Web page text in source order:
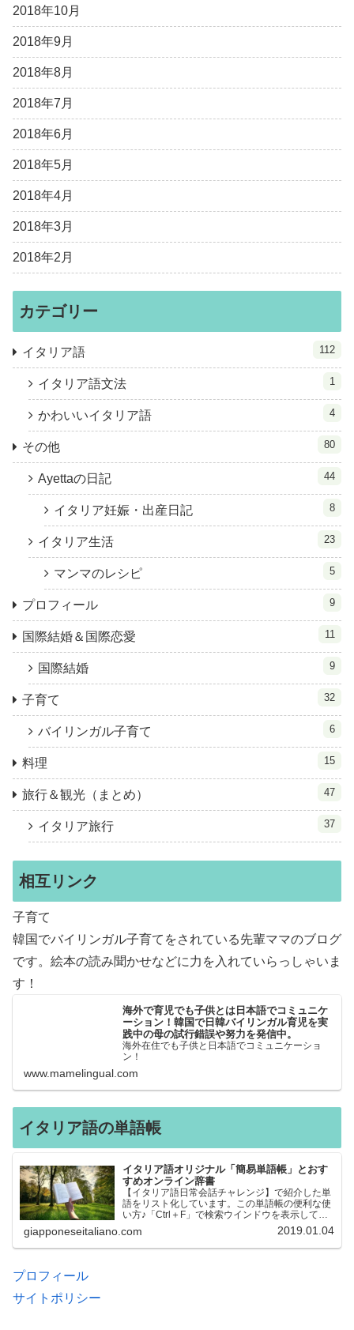
2018年10月
2018年9月
2018年8月
2018年7月
2018年6月
2018年5月
2018年4月
2018年3月
2018年2月
カテゴリー
イタリア語 112
イタリア語文法 1
かわいいイタリア語 4
その他 80
Ayettaの日記 44
イタリア妊娠・出産日記 8
イタリア生活 23
マンマのレシピ 5
プロフィール 9
国際結婚＆国際恋愛 11
国際結婚 9
子育て 32
バイリンガル子育て 6
料理 15
旅行＆観光（まとめ） 47
イタリア旅行 37
相互リンク
子育て
韓国でバイリンガル子育てをされている先輩ママのブログ
です。絵本の読み聞かせなどに力を入れていらっしゃいま
す！
海外で育児でも子供とは日本語でコミュニケ
ーション！韓国で日韓バイリンガル育児を実
践中の母の試行錯誤や努力を発信中。
海外在住でも子供と日本語でコミュニケーショ
ン！
www.mamelingual.com
イタリア語の単語帳
イタリア語オリジナル「簡易単語帳」とおす
すめオンライン辞書
【イタリア語日常会話チャレンジ】で紹介した単
語をリスト化しています。この単語帳の便利な使
い方♪「Ctrl＋F」で検索ウインドウを表示して、
知りたい単語を探すことができます。イタリア語
→日本語、日本語→イタリア語 どちらでも検索
できるので、良…
giapponeseitaliano.com 2019.01.04
プロフィール
サイトポリシー